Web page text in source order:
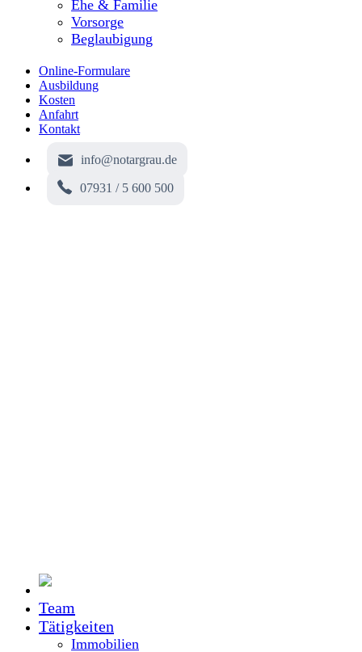
Ehe & Familie
Vorsorge
Beglaubigung
Online-Formulare
Ausbildung
Kosten
Anfahrt
Kontakt
info@notargrau.de
07931 / 5 600 500
Team
Tätigkeiten
Immobilien